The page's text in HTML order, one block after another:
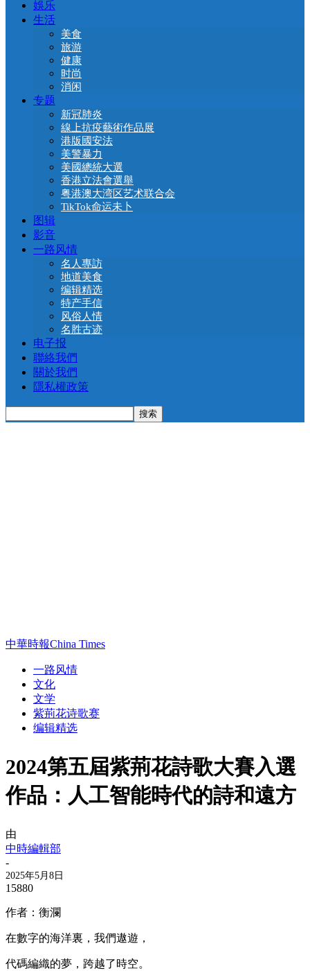
娛乐
生活
美食
旅游
健康
时尚
消闲
专题
新冠肺炎
線上抗疫藝術作品展
港版國安法
美警暴力
美國總統大選
香港立法會選舉
粤港澳大湾区艺术联合会
TikTok命运未卜
图辑
影音
一路风情
名人專訪
地道美食
编辑精选
特产手信
风俗人情
名胜古迹
电子报
聯絡我們
關於我們
隱私權政策
中華時報China Times
一路风情
文化
文学
紫荊花诗歌赛
编辑精选
2024第五屆紫荊花詩歌大賽入選
作品：人工智能時代的詩和遠方
由
中時編輯部
-
2025年5月8日
15880
作者：衡瀾
在數字的海洋裏，我們遨遊，
代碼編織的夢，跨越了時空。